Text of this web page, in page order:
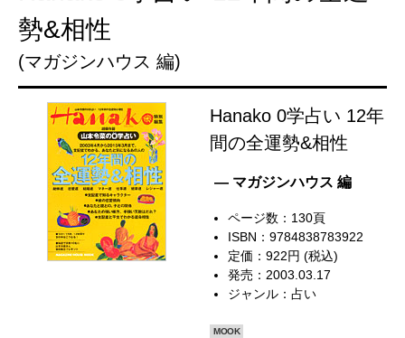
勢&相性
(マガジンハウス 編)
Hanako 0学占い 12年
間の全運勢&相性
— マガジンハウス 編
ページ数：130頁
ISBN：9784838783922
定価：922円 (税込)
発売：2003.03.17
ジャンル：占い
MOOK